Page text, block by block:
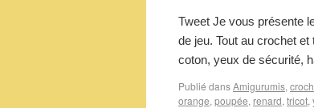
Tweet Je vous présente
de jeu. Tout au crochet
coton, yeux de sécurité,
Publié dansAmigurumis,
orange, poupée, renard, tricot,